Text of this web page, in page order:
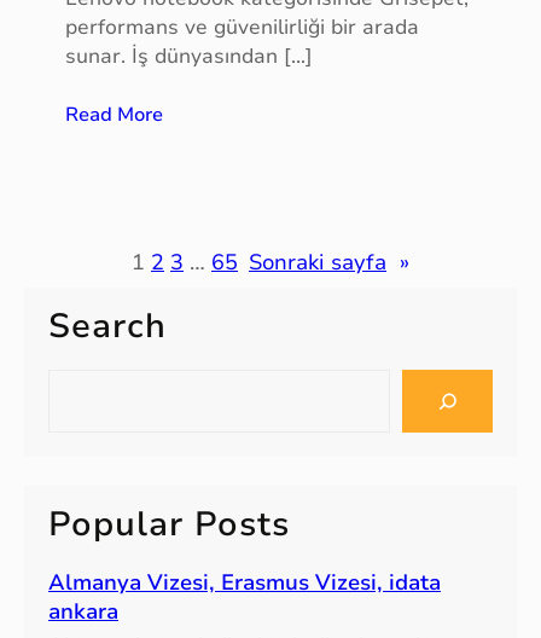
l
y
performans ve güvenilirliği bir arada
sunar. İş dünyasından […]
Read More:
v
n
o
k
s
1 2 3 … 65 Sonraki sayfa »
Search
h
Popular Posts
Almanya Vizesi, Erasmus Vizesi, idata
ankara